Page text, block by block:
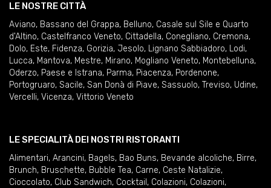
LE NOSTRE CITTÀ
Aviano, Bassano del Grappa, Belluno, Casale sul Sile e Quarto
d'Altino, Castelfranco Veneto, Cittadella, Conegliano, Cremona,
Dolo, Este, Fidenza, Gorizia, Jesolo, Lignano Sabbiadoro, Lodi,
Lucca, Mantova, Mestre, Mirano, Mogliano Veneto, Montebelluna,
Oderzo, Paese e Istrana, Parma, Piacenza, Pordenone,
Portogruaro, Sacile, San Donà di Piave, Sassuolo, Treviso, Udine,
Vercelli, Vicenza, Vittorio Veneto
LE SPECIALITÀ DEI NOSTRI RISTORANTI
Alimentari, Arancini, Bagels, Bao Buns, Bevande alcoliche, Birre,
Brunch, Bruschette, Bubble Tea, Carne, Ceste Natalizie,
Cioccolato, Club Sandwich, Cocktail , Colazioni, Colazioni,